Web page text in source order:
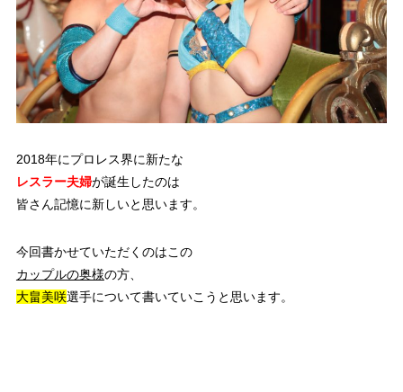
2018年にプロレス界に新たな
レスラー夫婦が誕生したのは
皆さん記憶に新しいと思います。
今回書かせていただくのはこの
カップルの奥様の方、
大畠美咲選手について書いていこうと思います。